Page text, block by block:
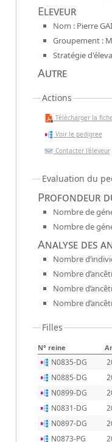
Eleveur
Nom : Pierre
Groupement :
Stratégie
Autre
Actions
Télécharger la
Voir le pedigree
Contacter l'éleveur
Evaluation du
Profondeur
Nombre de
Nombre de
Analyse des
Nombre
Nombre
Nombre
Nombre
Filles
N° reine
N0835-DG
N0885-DG
N0899-DG
N0831-DG
N0897-DG
N0873-PG